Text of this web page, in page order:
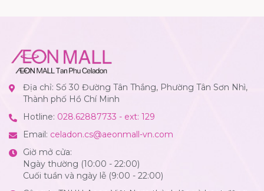
Địa chỉ: Số 30 Đường Tân Thắng, Phường Tân Sơn Nhì,
Thành phố Hồ Chí Minh
Hotline: 028.62887733 - ext: 129
Email: celadon.cs@aeonmall-vn.com
Giờ mở cửa:
Ngày thường (10:00 - 22:00)
Cuối tuần và ngày lễ (9:00 - 22:00)